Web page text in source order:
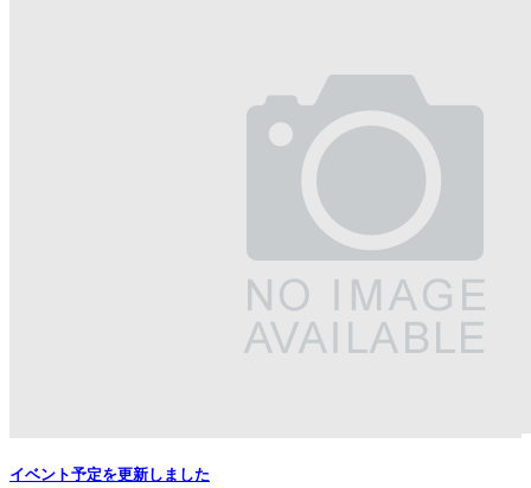
イベント予定を更新しました